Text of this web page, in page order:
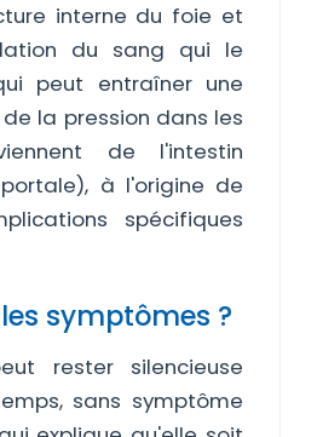
interne du foie et
du sang qui le
peut entraîner une
la pression dans les
de l'intestin
à l'origine de
spécifiques
symptômes ?
rester silencieuse
sans symptôme